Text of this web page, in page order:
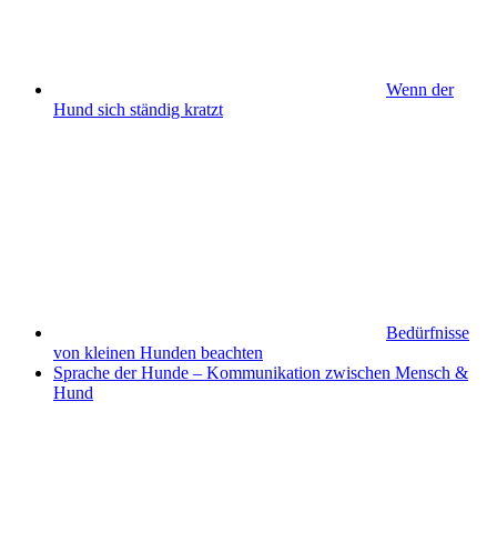
Wenn der
Hund sich ständig kratzt
Bedürfnisse
von kleinen Hunden beachten
Sprache der Hunde – Kommunikation zwischen Mensch &
Hund